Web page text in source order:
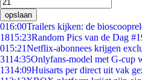
opslaan
016:00Trailers kijken: de
1815:23Random Pics van de Dag
015:21Netflix-abonnees krijgen
3114:35Onlyfans-model met G-cup
1314:09Huisarts per direct uit vak